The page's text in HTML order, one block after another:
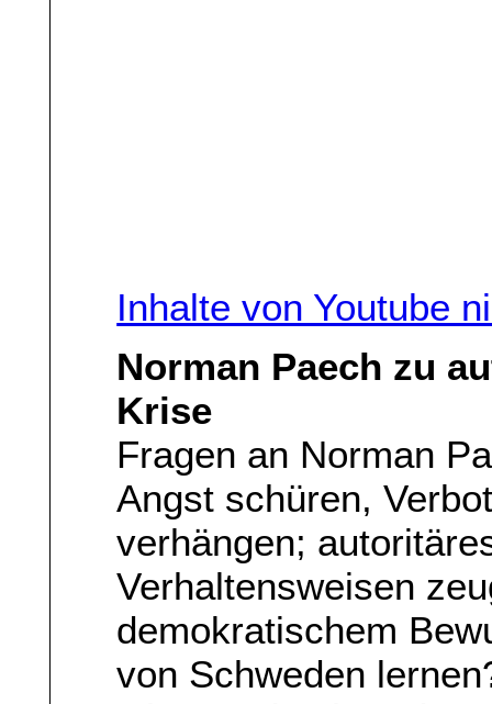
Inhalte von Youtube
Norman Paech zu
Krise
Fragen an Norman
Angst schüren,
verhängen;
Verhaltensweisen
demokratischem
von Schweden